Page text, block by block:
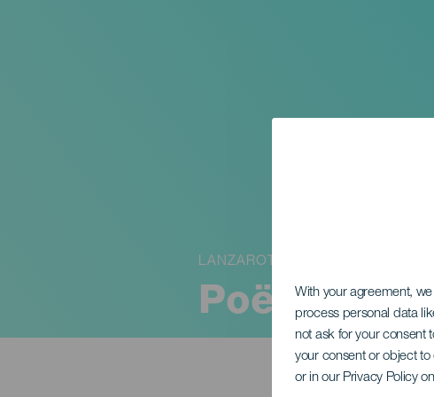
With your agreement, we
process personal data
not ask for your consent
your consent or object
or in our Privacy Policy
LANZAROTE